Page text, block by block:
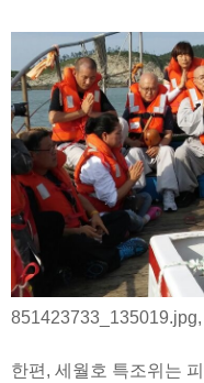
한편, 세월호 특조위는